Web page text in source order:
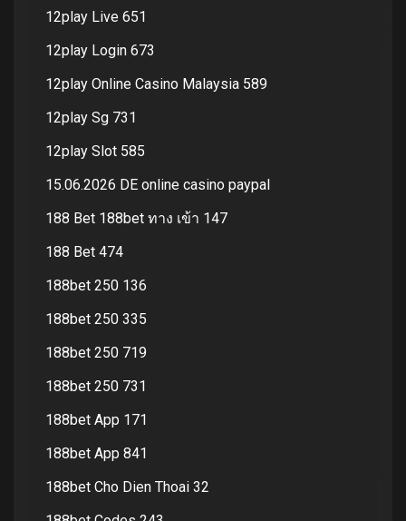
12play Live 651
12play Login 673
12play Online Casino Malaysia 589
12play Sg 731
12play Slot 585
15.06.2026 DE online casino paypal
188 Bet 188bet ทาง เข้า 147
188 Bet 474
188bet 250 136
188bet 250 335
188bet 250 719
188bet 250 731
188bet App 171
188bet App 841
188bet Cho Dien Thoai 32